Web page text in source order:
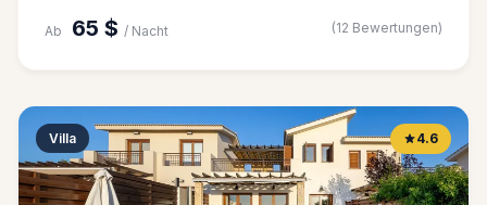
Ab 65 $ / Nacht (12 Bewertungen)
Villa 4.6